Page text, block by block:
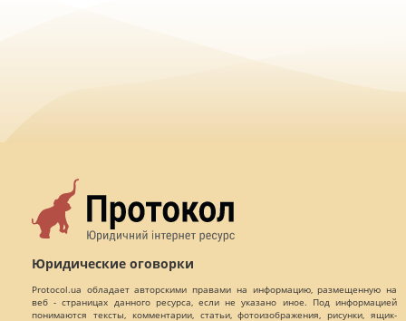
Юридические оговорки
Protocol.ua обладает авторскими правами на информацию, размещенную на
веб - страницах данного ресурса, если не указано иное. Под информацией
понимаются тексты, комментарии, статьи, фотоизображения, рисунки, ящик-